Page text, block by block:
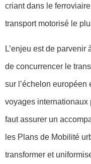
criant dans le
transport motorisé le
L’enjeu est de parvenir
de concurrencer le
sur l’échelon européen
voyages internationaux
faut assurer un
les Plans de Mobilité
transformer et